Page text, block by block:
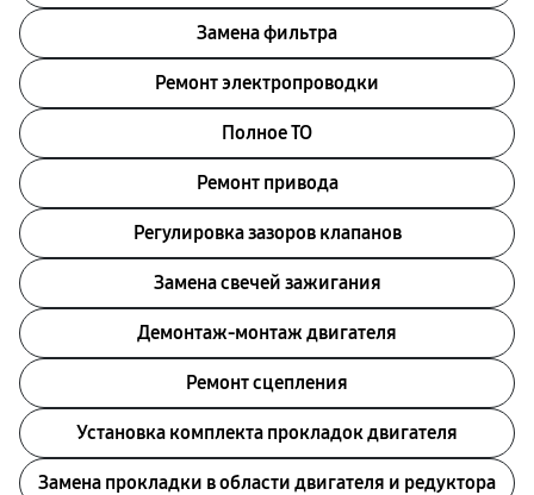
Замена фильтра
Ремонт электропроводки
Полное ТО
Ремонт привода
Регулировка зазоров клапанов
Замена свечей зажигания
Демонтаж-монтаж двигателя
Ремонт сцепления
Установка комплекта прокладок двигателя
Замена прокладки в области двигателя и редуктора